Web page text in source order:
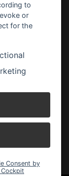
to
or
for the
Consent by
Cockpit